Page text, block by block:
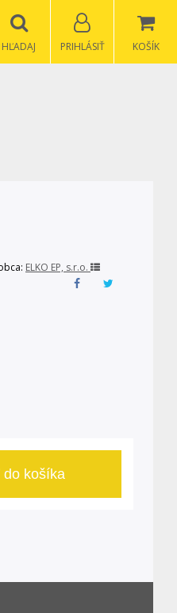
KOŠÍK
PRIHLÁSIŤ
HĽADAJ
ELKO EP, s.r.o.
do košíka